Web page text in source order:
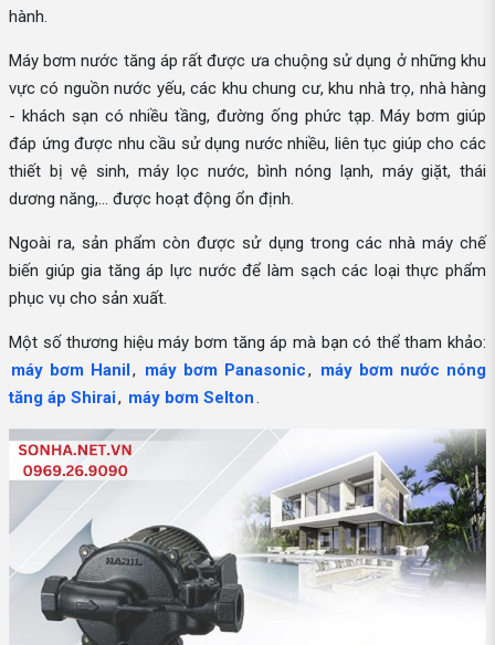
hành.
Máy bơm nước tăng áp rất được ưa chuộng sử dụng ở những khu
vực có nguồn nước yếu, các khu chung cư, khu nhà trọ, nhà hàng
- khách sạn có nhiều tầng, đường ống phức tạp. Máy bơm giúp
đáp ứng được nhu cầu sử dụng nước nhiều, liên tục giúp cho các
thiết bị vệ sinh, máy lọc nước, bình nóng lạnh, máy giặt, thái
dương năng,... được hoạt động ổn định.
Ngoài ra, sản phẩm còn được sử dụng trong các nhà máy chế
biến giúp gia tăng áp lực nước để làm sạch các loại thực phẩm
phục vụ cho sản xuất.
Một số thương hiệu máy bơm tăng áp mà bạn có thể tham khảo:
máy bơm Hanil, máy bơm Panasonic, máy bơm nước nóng
tăng áp Shirai, máy bơm Selton.